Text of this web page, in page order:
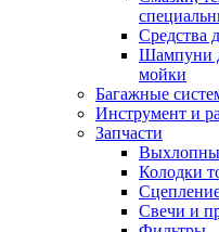
Средства
Шампуни
мойки
Багажные
Инструмент и
Запчасти
Колодки
Свечи и